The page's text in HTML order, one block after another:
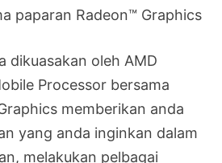
paparan Radeon™ Graphics
dikuasakan oleh AMD
Processor bersama
memberikan anda
yang anda inginkan dalam
melakukan pelbagai